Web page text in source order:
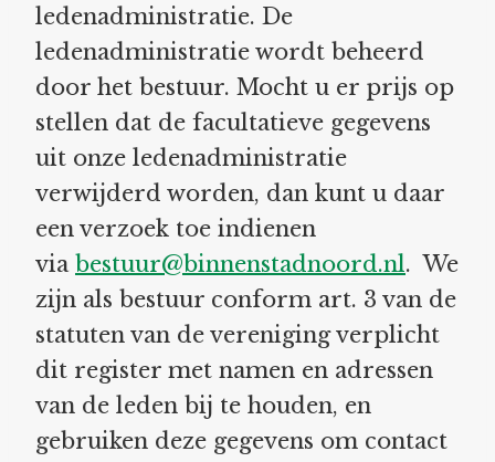
ledenadministratie. De
ledenadministratie wordt beheerd
door het bestuur. Mocht u er prijs op
stellen dat de facultatieve gegevens
uit onze ledenadministratie
verwijderd worden, dan kunt u daar
een verzoek toe indienen
via bestuur@binnenstadnoord.nl. We
zijn als bestuur conform art. 3 van de
statuten van de vereniging verplicht
dit register met namen en adressen
van de leden bij te houden, en
gebruiken deze gegevens om contact